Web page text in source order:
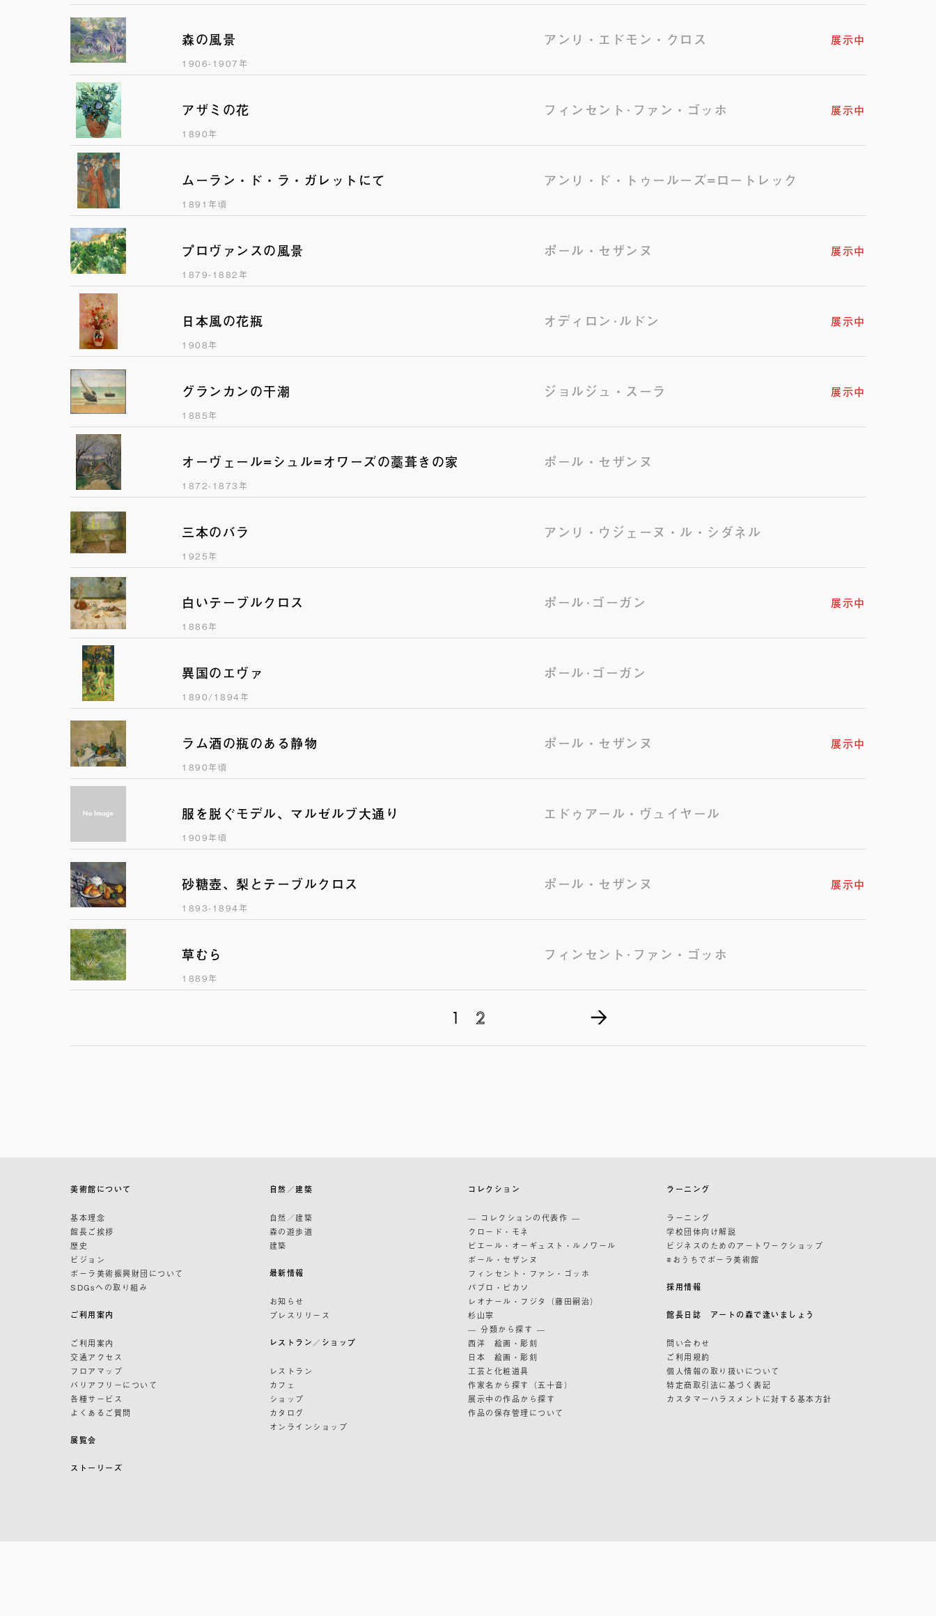
森の風景 アンリ・エドモン・クロス
1906-1907年
展示中
アザミの花 フィンセント･ファン・ゴッホ
1890年
展示中
ムーラン・ド・ラ・ガレットにて アンリ・ド・トゥールーズ=ロートレック
1891年頃
プロヴァンスの風景 ポール・セザンヌ
1879-1882年
展示中
日本風の花瓶 オディロン･ルドン
1908年
展示中
グランカンの干潮 ジョルジュ・スーラ
1885年
展示中
オーヴェール=シュル=オワーズの藁葺きの家 ポール・セザンヌ
1872-1873年
三本のバラ アンリ・ウジェーヌ・ル・シダネル
1925年
白いテーブルクロス ポール･ゴーガン
1886年
展示中
異国のエヴァ ポール･ゴーガン
1890/1894年
ラム酒の瓶のある静物 ポール・セザンヌ
1890年頃
展示中
服を脱ぐモデル、マルゼルブ大通り エドゥアール・ヴュイヤール
1909年頃
砂糖壺、梨とテーブルクロス ポール・セザンヌ
1893-1894年
展示中
草むら フィンセント･ファン・ゴッホ
1889年
1 2
美術館について
基本理念
館長ご挨拶
歴史
ビジョン
ポーラ美術振興財団について
SDGsへの取り組み
ご利用案内
ご利用案内
交通アクセス
フロアマップ
バリアフリーについて
各種サービス
よくあるご質問
展覧会
ストーリーズ
自然／建築
自然／建築
森の遊歩道
建築
最新情報
お知らせ
プレスリリース
レストラン／ショップ
レストラン
カフェ
ショップ
カタログ
オンラインショップ
コレクション
— コレクションの代表作 —
クロード・モネ
ピエール・オーギュスト・ルノワール
ポール・セザンヌ
フィンセント・ファン・ゴッホ
パブロ・ピカソ
レオナール・フジタ（藤田嗣治）
杉山寧
— 分類から探す —
西洋 絵画・彫刻
日本 絵画・彫刻
工芸と化粧道具
作家名から探す（五十音）
展示中の作品から探す
作品の保存管理について
ラーニング
ラーニング
学校団体向け解説
ビジネスのためのアートワークショップ
#おうちでポーラ美術館
採用情報
館長日誌 アートの森で逢いましょう
問い合わせ
ご利用規約
個人情報の取り扱いについて
特定商取引法に基づく表記
カスタマーハラスメントに対する基本方針